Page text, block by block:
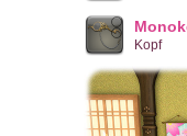
Kopf